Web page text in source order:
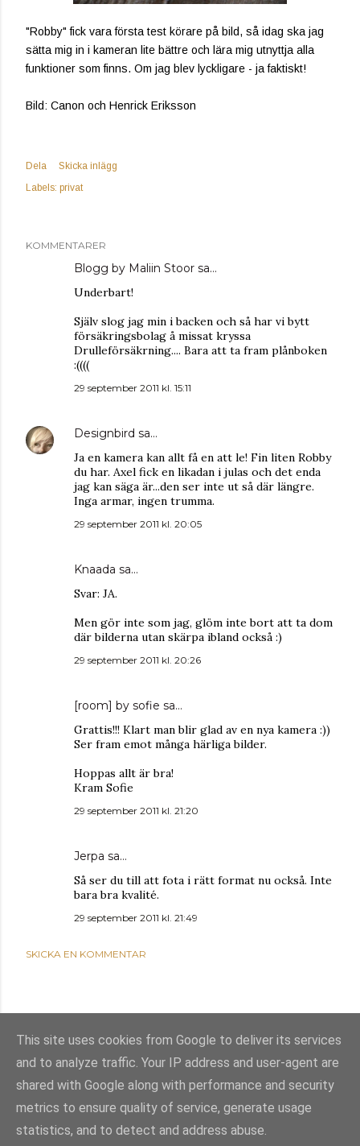
"Robby" fick vara första test körare på bild, så idag ska jag
sätta mig in i kameran lite bättre och lära mig utnyttja alla
funktioner som finns. Om jag blev lyckligare - ja faktiskt!
Bild: Canon och Henrick Eriksson
Dela
Skicka inlägg
Labels: privat
KOMMENTARER
Blogg by Maliin Stoor sa…
Underbart!
Själv slog jag min i backen och så har vi bytt
försäkringsbolag å missat kryssa
Drulleförsäkrning.... Bara att ta fram plånboken
:((((
29 september 2011 kl. 15:11
Designbird sa…
Ja en kamera kan allt få en att le! Fin liten Robby
du har. Axel fick en likadan i julas och det enda
jag kan säga är...den ser inte ut så där längre.
Inga armar, ingen trumma.
29 september 2011 kl. 20:05
Knaada sa…
Svar: JA.
Men gör inte som jag, glöm inte bort att ta dom
där bilderna utan skärpa ibland också :)
29 september 2011 kl. 20:26
[room] by sofie sa…
Grattis!!! Klart man blir glad av en nya kamera :))
Ser fram emot många härliga bilder.
Hoppas allt är bra!
Kram Sofie
29 september 2011 kl. 21:20
Jerpa sa…
Så ser du till att fota i rätt format nu också. Inte
bara bra kvalité.
29 september 2011 kl. 21:49
SKICKA EN KOMMENTAR
Använder Blogger
This site uses cookies from Google to deliver its services
and to analyze traffic. Your IP address and user-agent are
shared with Google along with performance and security
metrics to ensure quality of service, generate usage
statistics, and to detect and address abuse.